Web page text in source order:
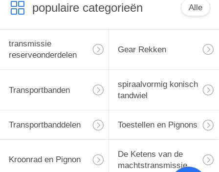
populaire categorieën Alle
transmissie
reserveonderdelen
Gear Rekken
Transportbanden
spiraalvormig konisch
tandwiel
Transportbanddelen Toestellen en Pignons
Kroonrad en Pignon
De Ketens van de
machtstransmissie